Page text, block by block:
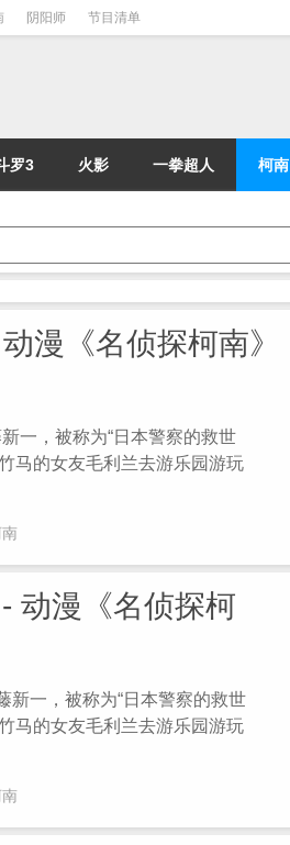
阴阳师 节目清单
罗3 火影 一拳超人 柯南
漫《名侦探柯南》
一，被称为“日本警察的救世
马的女友毛利兰去游乐园游玩
动漫《名侦探柯
新一，被称为“日本警察的救世
马的女友毛利兰去游乐园游玩